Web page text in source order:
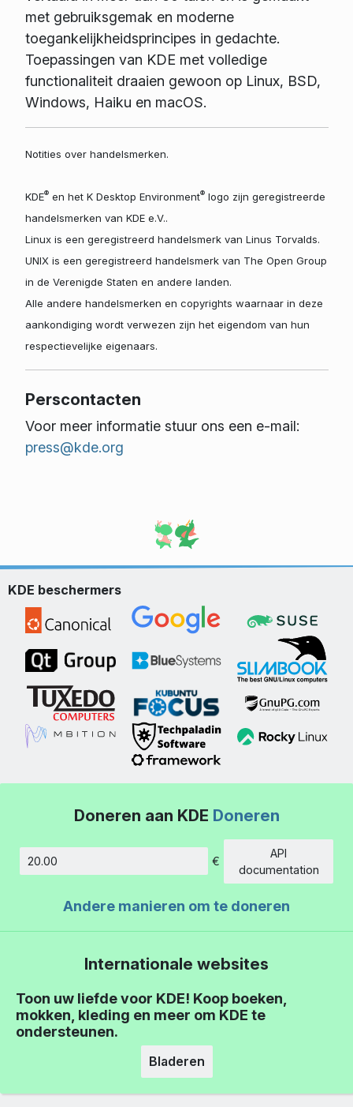
met gebruiksgemak en moderne
toegankelijkheidsprincipes in gedachte.
Toepassingen van KDE met volledige
functionaliteit draaien gewoon op Linux, BSD,
Windows, Haiku en macOS.
Notities over handelsmerken.
KDE®en het K Desktop Environment®logo zijn geregistreerde
handelsmerken van KDE e.V..
Linux is een geregistreerd handelsmerk van Linus Torvalds.
UNIX is een geregistreerd handelsmerk van The Open Group
in de Verenigde Staten en andere landen.
Alle andere handelsmerken en copyrights waarnaar in deze
aankondiging wordt verwezen zijn het eigendom van hun
respectievelijke eigenaars.
Perscontacten
Voor meer informatie stuur ons een e-mail:
press@kde.org
KDE beschermers
Doneren aan KDE Doneren
Hoeveelheid
€
API
documentation
Andere manieren om te doneren
Internationale websites
Toon uw liefde voor KDE! Koop boeken,
mokken, kleding en meer om KDE te
ondersteunen.
Bladeren